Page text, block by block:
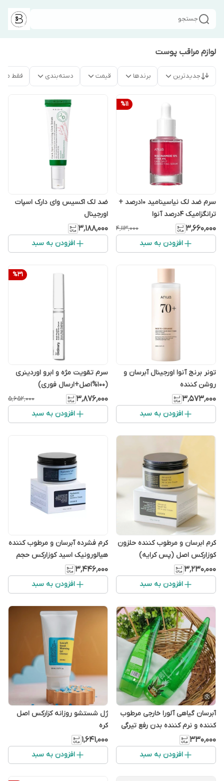
جستجو
لوازم مراقب پوست
جدیدترین برندها قیمت دسته‌بندی فقط
%11
سرم ضد لک نیاسینامید 10درصد +
ترانگزامیک 4درصد آنوا
۳٬۶۶۰٬۰۰۰ ۴٬۱۱۳٬۰۰۰
افزودن به سبد
ضد لک اکسیس وای دارک اسپات
اورجینال
۳٬۱۸۸٬۰۰۰
افزودن به سبد
تونر برنج آنوا اورجینال آبرسان و
روشن کننده
۳٬۵۷۳٬۰۰۰
افزودن به سبد
%31
سرم تقویت مژه و ابرو اوردینری
(100%اصل+ارسال فوری)
۳٬۸۷۶٬۰۰۰ ۵٬۶۵۲٬۰۰۰
افزودن به سبد
کرم ابرسان و مرطوب کننده حلزون
کوزارکس اصل (پس کرایه)
۳٬۲۳۰٬۰۰۰
افزودن به سبد
کرم فشرده آبرسان و مرطوب کننده
هیالورونیک اسید کوزارکس حجم
100 میل
۳٬۴۴۶٬۰۰۰
افزودن به سبد
آبرسان گیاهی آلورا خارجی مرطوب
کننده و نرم کننده بدن رفع تیرگی
و خشکی پوست حاوی ویتامین ضد
لک و آکنه و جوش روشن کننده
۳۳۰٬۰۰۰
افزودن به سبد
ژل شستشو روزانه کزارکس اصل
کره
۱٬۶۴۱٬۰۰۰
افزودن به سبد